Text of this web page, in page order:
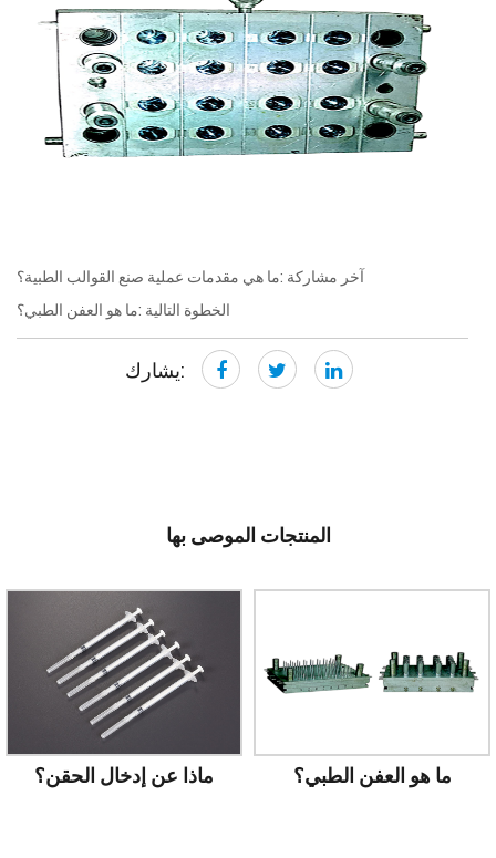
آخر مشاركة :ما هي مقدمات عملية صنع القوالب الطبية؟
الخطوة التالية :ما هو العفن الطبي؟
يشارك:
المنتجات الموصى بها
ماذا عن إدخال الحقن؟ ما هو العفن الطبي؟